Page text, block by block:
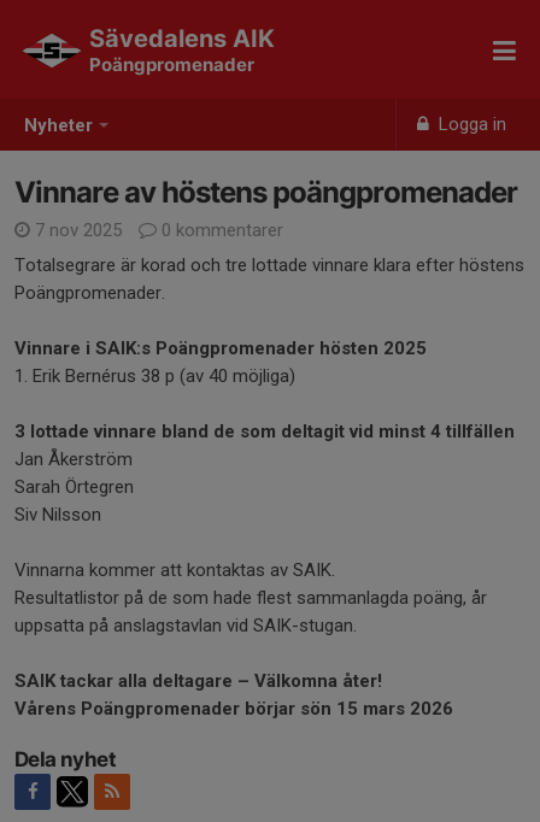
Nyheter Logga in
Sävedalens AIK
Poängpromenader
Vinnare av höstens poängpromenader
7 nov 2025
0 kommentarer
Totalsegrare är korad och tre lottade vinnare klara efter höstens
Poängpromenader.
Vinnare i SAIK:s Poängpromenader hösten 2025
1. Erik Bernérus 38 p (av 40 möjliga)
3 lottade vinnare bland de som deltagit vid minst 4 tillfällen
Jan Åkerström
Sarah Örtegren
Siv Nilsson
Vinnarna kommer att kontaktas av SAIK.
Resultatlistor på de som hade flest sammanlagda poäng, år
uppsatta på anslagstavlan vid SAIK-stugan.
SAIK tackar alla deltagare – Välkomna åter!
Vårens Poängpromenader börjar sön 15 mars 2026
Dela nyhet